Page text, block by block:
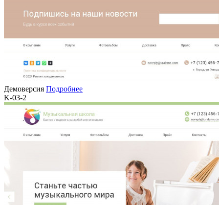
Демоверсия Подробнее
K-03-2